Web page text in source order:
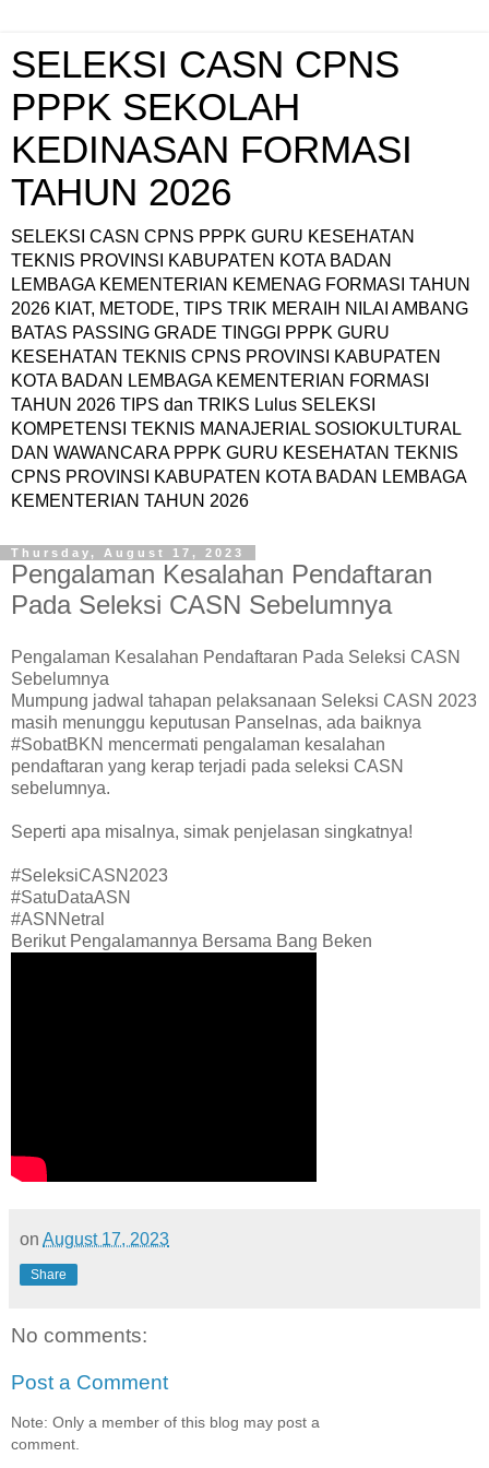
SELEKSI CASN CPNS
PPPK SEKOLAH
KEDINASAN FORMASI
TAHUN 2026
SELEKSI CASN CPNS PPPK GURU KESEHATAN
TEKNIS PROVINSI KABUPATEN KOTA BADAN
LEMBAGA KEMENTERIAN KEMENAG FORMASI TAHUN
2026 KIAT, METODE, TIPS TRIK MERAIH NILAI AMBANG
BATAS PASSING GRADE TINGGI PPPK GURU
KESEHATAN TEKNIS CPNS PROVINSI KABUPATEN
KOTA BADAN LEMBAGA KEMENTERIAN FORMASI
TAHUN 2026 TIPS dan TRIKS Lulus SELEKSI
KOMPETENSI TEKNIS MANAJERIAL SOSIOKULTURAL
DAN WAWANCARA PPPK GURU KESEHATAN TEKNIS
CPNS PROVINSI KABUPATEN KOTA BADAN LEMBAGA
KEMENTERIAN TAHUN 2026
Thursday, August 17, 2023
Pengalaman Kesalahan Pendaftaran
Pada Seleksi CASN Sebelumnya
Pengalaman Kesalahan Pendaftaran Pada Seleksi CASN
Sebelumnya
Mumpung jadwal tahapan pelaksanaan Seleksi CASN 2023
masih menunggu keputusan Panselnas, ada baiknya
#SobatBKN mencermati pengalaman kesalahan
pendaftaran yang kerap terjadi pada seleksi CASN
sebelumnya.
Seperti apa misalnya, simak penjelasan singkatnya!
#SeleksiCASN2023
#SatuDataASN
#ASNNetral
Berikut Pengalamannya Bersama Bang Beken
on August 17, 2023
Share
No comments:
Post a Comment
Note: Only a member of this blog may post a
comment.